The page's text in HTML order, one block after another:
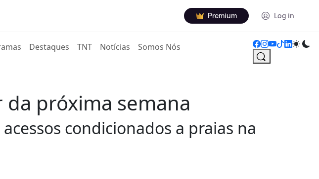
Premium Log in
Destaques TNT Notícias Somos Nós
da próxima semana
condicionados a praias na